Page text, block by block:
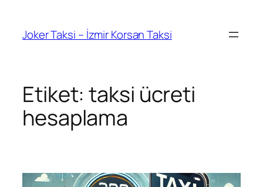
Joker Taksi – İzmir Korsan Taksi
Etiket:taksi ücreti
hesaplama